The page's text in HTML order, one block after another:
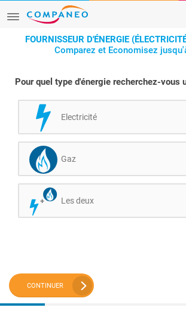
FOURNISSEUR D'ÉNERGIE
Comparez et Economisez
Pour quel type d'énergie recherchez-vous
Electricité
Gaz
Les deux
CONTINUER